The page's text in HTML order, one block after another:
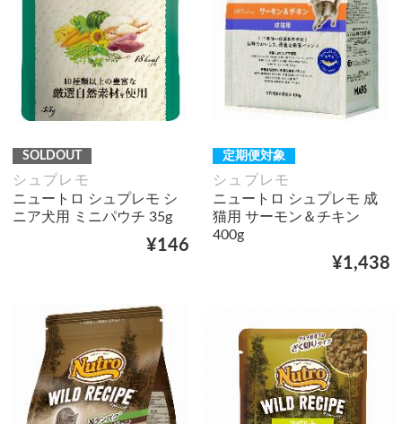
SOLDOUT
シュプレモ
ニュートロ シュプレモ シ
ニア犬用 ミニパウチ 35g
¥146
定期便対象
シュプレモ
ニュートロ シュプレモ 成
猫用 サーモン＆チキン
400g
¥1,438